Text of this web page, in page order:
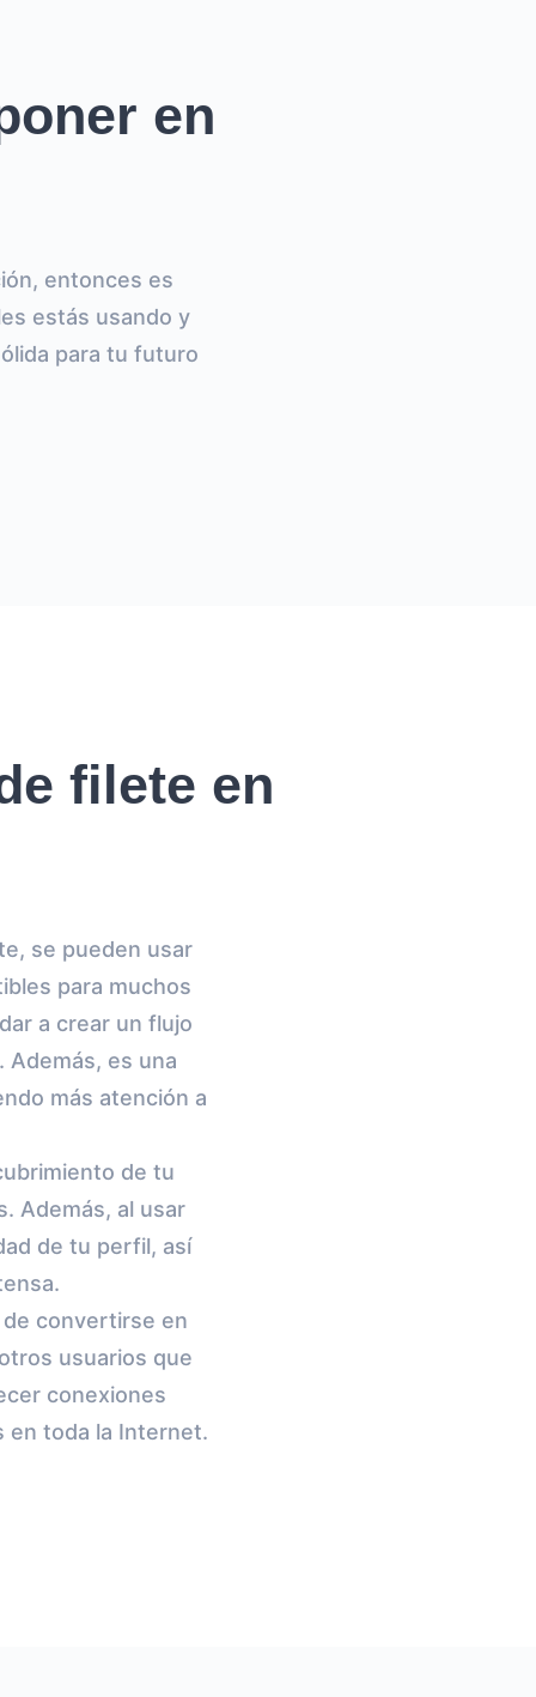
en
entonces es
estás usando y
para tu futuro
filete en
se pueden usar
para muchos
a crear un flujo
Además, es una
más atención a
de tu
Además, al usar
de tu perfil, así
convertirse en
usuarios que
conexiones
en toda la Internet.